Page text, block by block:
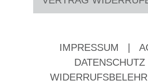
IMPRESSUM
DATENSCHUTZ